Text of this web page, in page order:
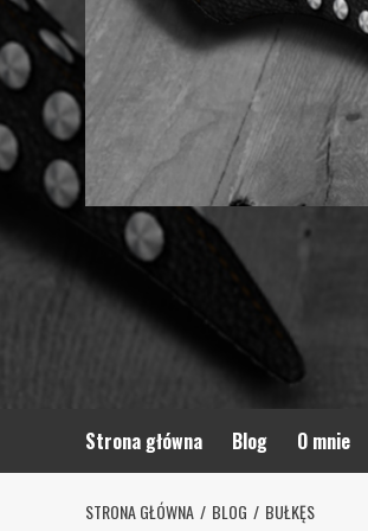
Strona główna Blog O mnie
STRONA GŁÓWNA BLOG BUŁKĘS